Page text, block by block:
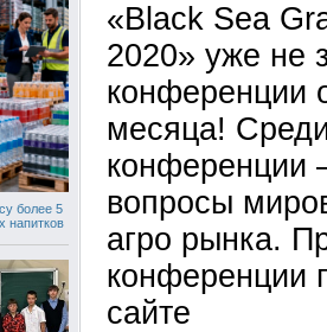
более 5
напитков
«Black Sea
2020» уже не
конференции
месяца!
конференции
вопросы
агро рынка.
конференции
сайте